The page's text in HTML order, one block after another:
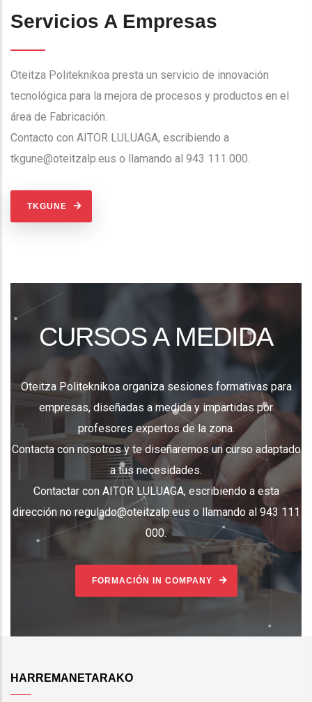
Servicios A Empresas
Oteitza Politeknikoa presta un servicio de innovación
tecnológica para la mejora de procesos y productos en el
área de Fabricación.
Contacto con AITOR LULUAGA, escribiendo a
tkgune@oteitzalp.eus o llamando al 943 111 000.
TKGUNE
CURSOS A MEDIDA
Oteitza Politeknikoa organiza sesiones formativas para
empresas, diseñadas a medida y impartidas por
profesores expertos de la zona.
Contacta con nosotros y te diseñaremos un curso adaptado
a tus necesidades.
Contactar con AITOR LULUAGA, escribiendo a esta
dirección no regulado@oteitzalp.eus o llamando al 943 111
000.
FORMACIÓN IN COMPANY
HARREMANETARAKO